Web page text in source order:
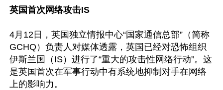
英国首次网络攻击IS
4月12日，英国独立情报中心“国家通信总部”（简称
GCHQ）负责人对媒体透露，英国已经对恐怖组织
伊斯兰国（IS）进行了“重大的攻击性网络行动”。这
是英国首次在军事行动中有系统地抑制对手在网络
上的影响力。